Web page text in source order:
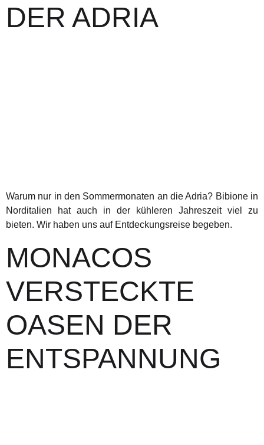
DER ADRIA
Warum nur in den Sommermonaten an die Adria? Bibione in
Norditalien hat auch in der kühleren Jahreszeit viel zu
bieten. Wir haben uns auf Entdeckungsreise begeben.
MONACOS
VERSTECKTE
OASEN DER
ENTSPANNUNG